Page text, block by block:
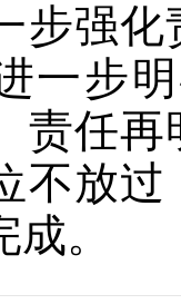
步强
一步
责任
不放
。